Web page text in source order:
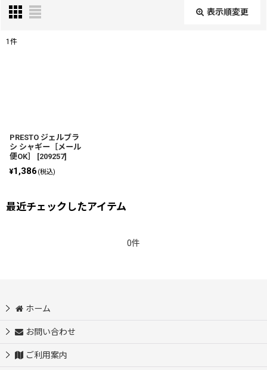
表示順変更
1 件
PRESTO ジェルブラ
シ シャギー［メール
便OK］
[209257]
¥1,386 (税込)
最近チェックしたアイテム
0件
ホーム
お問い合わせ
ご利用案内